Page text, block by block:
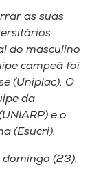
as suas
do masculino
campeã foi
(Uniplac). O
da
e o
(Esucri).
(23).